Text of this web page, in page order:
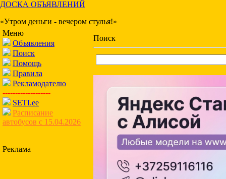
ДОСКА ОБЪЯВЛЕНИЙ
«Утром деньги - вечером стулья!»
Меню
Объявления
Поиск
Помощь
Правила
Рекламодателю
-------------------
SETI.ee
Расписание
автобусов с 15.04.2026
Реклама
Поиск